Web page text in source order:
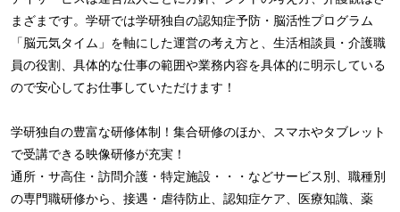
まざまです。学研では学研独自の認知症予防・脳活性プログラム
「脳元気タイム」を軸にした運営の考え方と、生活相談員・介護職
員の役割、具体的な仕事の範囲や業務内容を具体的に明示している
ので安心してお仕事していただけます！
学研独自の豊富な研修体制！集合研修のほか、スマホやタブレット
で受講できる映像研修が充実！
通所・サ高住・訪問介護・特定施設・・・などサービス別、職種別
の専門職研修から、接遇・虐待防止、認知症ケア、医療知識、薬